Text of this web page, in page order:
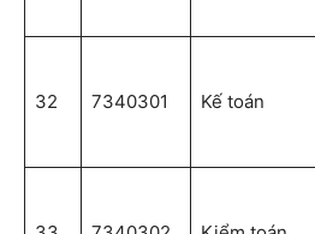
32 7340301 Kế toán